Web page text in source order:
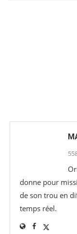
donne pour
de son trou en
temps réel.